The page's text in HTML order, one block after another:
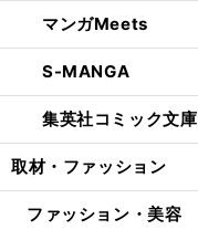
マンガMeets
S-MANGA
集英社コミック文庫
取材・ファッション
ファッション・美容